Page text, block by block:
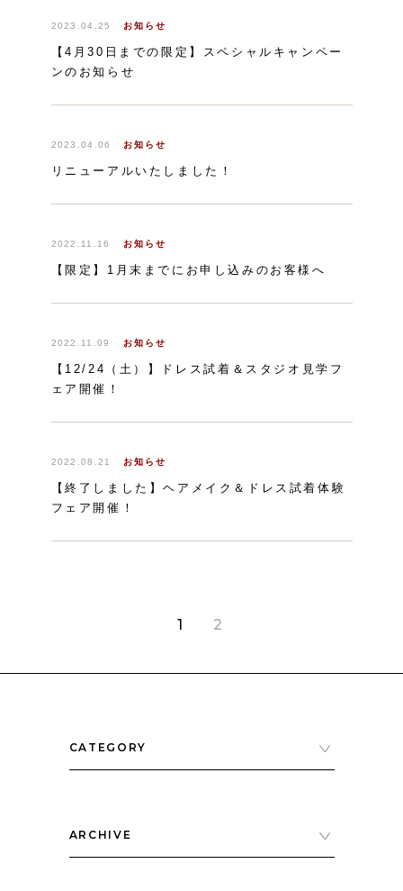
2023.04.25 お知らせ
【4月30日までの限定】スペシャルキャンペー
ンのお知らせ
2023.04.06 お知らせ
リニューアルいたしました！
2022.11.16 お知らせ
【限定】1月末までにお申し込みのお客様へ
2022.11.09 お知らせ
【12/24（土）】ドレス試着＆スタジオ見学フ
ェア開催！
2022.08.21 お知らせ
【終了しました】ヘアメイク＆ドレス試着体験
フェア開催！
1 2
CATEGORY
ARCHIVE